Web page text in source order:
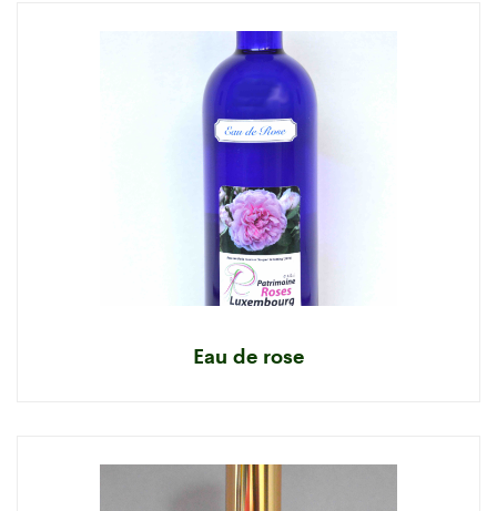
Eau de rose